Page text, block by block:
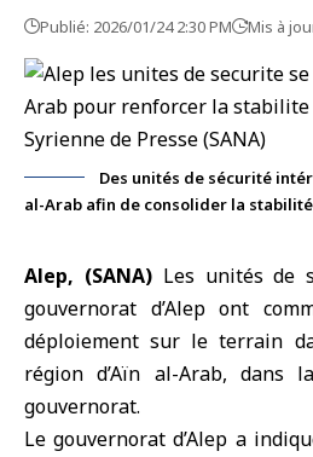
Publié: 2026/01/24 2:30 PM Mis à
Des unités de sécurité
al-Arab afin de consolider la stabilité
Alep, (SANA)Les unités de
gouvernorat d’Alepont
déploiement sur le terrain
région d’Aïn al-Arab, dans
gouvernorat.
Le gouvernorat d’Alep a